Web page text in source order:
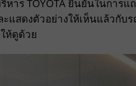
หาร TOYOTA ยืนยันในการ
ะแสดงตัวอย่างให้เห็นแล้วกับ
ห้ดูด้วย